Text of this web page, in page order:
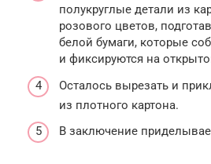
полукруглые детали из
розового цветов,
белой бумаги, которые
и фиксируются на
Осталось вырезать и
из плотного картона.
В заключение